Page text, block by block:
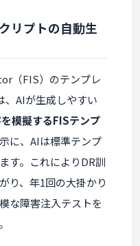
リプトの自動生
（FIS）のテンプレ
、AIが生成しやすい
を模擬するFISテンプ
に、AIは標準テンプ
す。これによりDR訓
り、年1回の大掛かり
な障害注入テストを